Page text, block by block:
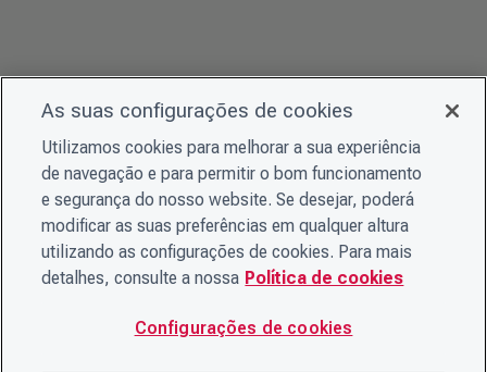
As suas configurações de cookies
Utilizamos cookies para melhorar a sua experiência
de navegação e para permitir o bom funcionamento
e segurança do nosso website. Se desejar, poderá
modificar as suas preferências em qualquer altura
utilizando as configurações de cookies. Para mais
detalhes, consulte a nossa Política de cookies
Configurações de cookies